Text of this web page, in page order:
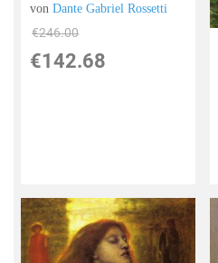
vonDante Gabriel Rossetti
€246.00
€142.68